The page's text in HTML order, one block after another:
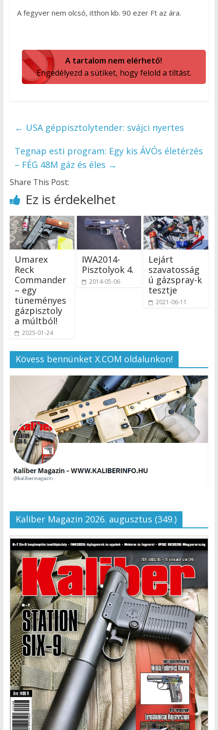
A fegyver nem olcsó, itthon kb. 90 ezer Ft az ára.
A tartalom nem elérhető!
Engedélyezd a sütiket, hogy felold a tiltást.
← USA géppisztolytender: svájci nyertes
Tegnap esti program: Egy kis ÁVÓs életérzés
– FÉG 48M gáz és éles →
Share This Post:
Ez is érdekelhet
Umarex
Reck
Commander
– egy
tüneményes
gázpisztoly
a múltból!
2025-01-24
IWA2014-
Pisztolyok 4.
2014-05-06
Lejárt
szavatosság
ú gázspray-k
tesztje
2021-06-11
Kövess bennünket X.COM oldalunkon!
Kaliber Magazin 2026. augusztus (349.)